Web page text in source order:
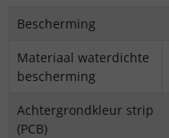
Bescherming
Materiaal waterdichte
bescherming
Achtergrondkleur strip
(PCB)